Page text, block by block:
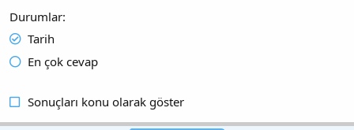
Durumlar
Tarih
En çok cevap
Sonuçları konu olarak göster